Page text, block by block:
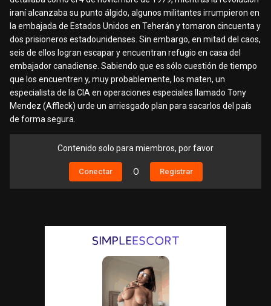
iraní alcanzaba su punto álgido, algunos militantes irrumpieron en
la embajada de Estados Unidos en Teherán y tomaron cincuenta y
dos prisioneros estadounidenses. Sin embargo, en mitad del caos,
seis de ellos logran escapar y encuentran refugio en casa del
embajador canadiense. Sabiendo que es sólo cuestión de tiempo
que los encuentren y, muy probablemente, los maten, un
especialista de la CIA en operaciones especiales llamado Tony
Mendez (Affleck) urde un arriesgado plan para sacarlos del país
de forma segura.
Contenido solo para miembros, por favor
Conectar O Registrar